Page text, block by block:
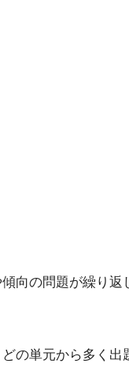
向の問題が繰り返
の単元から多く出